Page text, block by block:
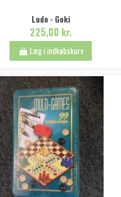
Ludo - Goki
225,00 kr.
Læg i indkøbskurv